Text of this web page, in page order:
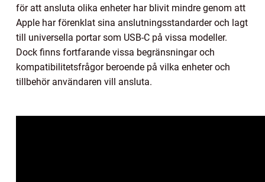
för att ansluta olika enheter har blivit mindre genom att
Apple har förenklat sina anslutningsstandarder och lagt
till universella portar som USB-C på vissa modeller.
Dock finns fortfarande vissa begränsningar och
kompatibilitetsfrågor beroende på vilka enheter och
tillbehör användaren vill ansluta.